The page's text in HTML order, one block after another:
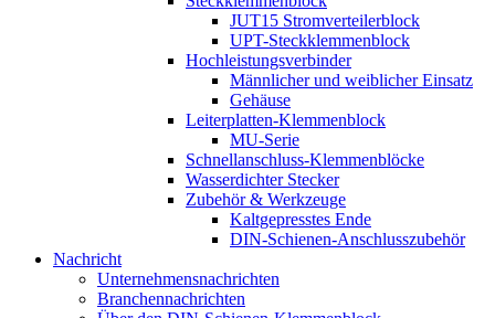
JUT15 Stromverteilerblock
UPT-Steckklemmenblock
Hochleistungsverbinder
Männlicher und weiblicher Einsatz
Gehäuse
Leiterplatten-Klemmenblock
MU-Serie
Schnellanschluss-Klemmenblöcke
Wasserdichter Stecker
Zubehör & Werkzeuge
Kaltgepresstes Ende
DIN-Schienen-Anschlusszubehör
Nachricht
Unternehmensnachrichten
Branchennachrichten